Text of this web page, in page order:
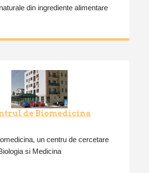
din ingrediente alimentare
de Biomedicina
un centru de cercetare
si Medicina